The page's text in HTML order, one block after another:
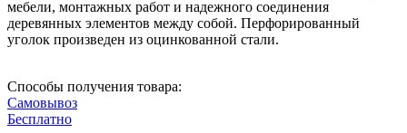
мебели, монтажных работ и надежного соединения
деревянных элементов между собой. Перфорированный
уголок произведен из оцинкованной стали.
Способы получения товара:
Самовывоз
Бесплатно